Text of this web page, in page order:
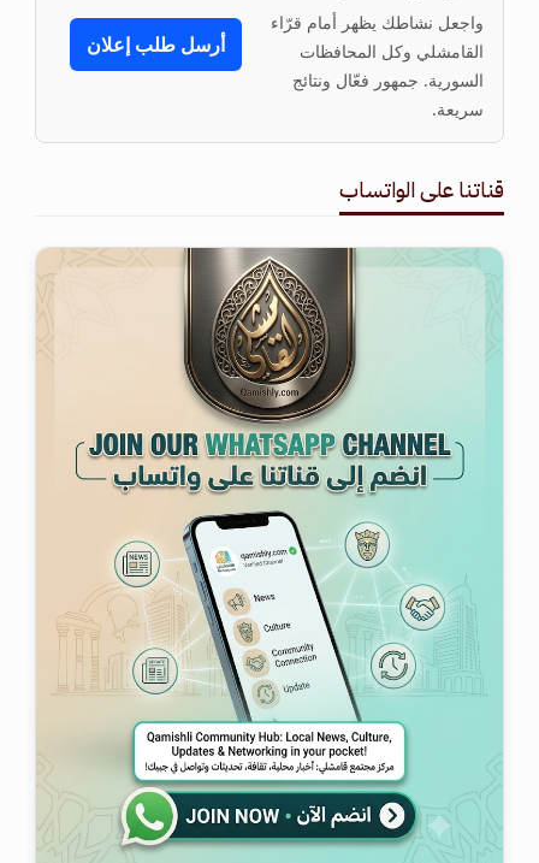
واجعل نشاطك يظهر أمام قرّاء
القامشلي وكل المحافظات
السورية. جمهور فعّال ونتائج
سريعة.
أرسل طلب إعلان
قناتنا على الواتساب